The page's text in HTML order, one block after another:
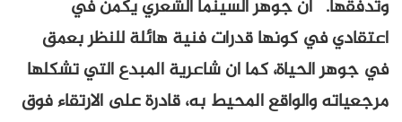
وتدفقها. ان جوهر السينما الشعري يكمن في
اعتقادي في كونها قدرات فنية هائلة للنظر بعمق
في جوهر الحياة، كما ان شاعرية المبدع التي تشكلها
مرجعياته والواقع المحيط به، قادرة على الارتقاء فوق